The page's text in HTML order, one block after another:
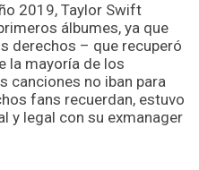
2019, Taylor Swift
álbumes, ya que
derechos – que recuperó
la mayoría de los
canciones no iban para
fans recuerdan, estuvo
y legal con su exmanager